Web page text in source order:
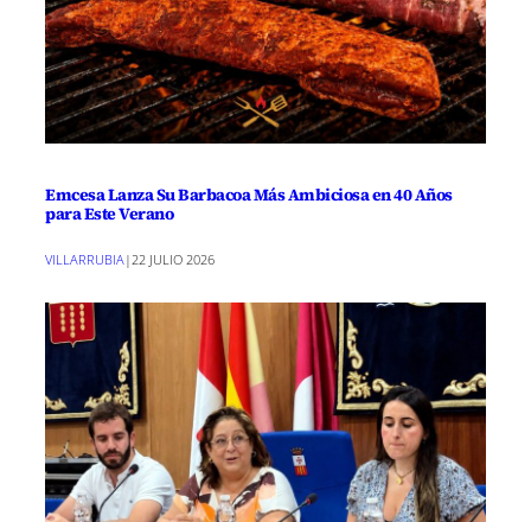
Emcesa Lanza Su Barbacoa Más Ambiciosa en 40 Años
para Este Verano
VILLARRUBIA | 22 JULIO 2026